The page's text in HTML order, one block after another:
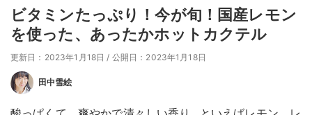
ビタミンたっぷり！今が旬！国産レモン
を使った、あったかホットカクテル
更新日：2023年1月18日 / 公開日：2023年1月18日
田中雪絵